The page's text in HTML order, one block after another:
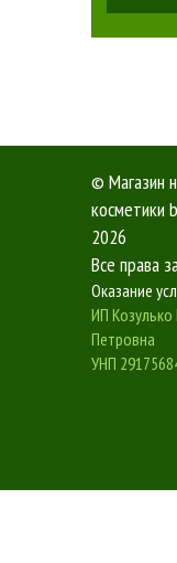
© Магазин
косметики
2026
Все права
Оказание
ИП
Петровна
УНП